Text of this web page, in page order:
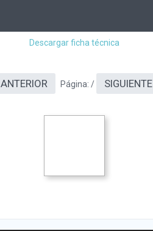
Descargar ficha técnica
ANTERIOR Página: / SIGUIENTE